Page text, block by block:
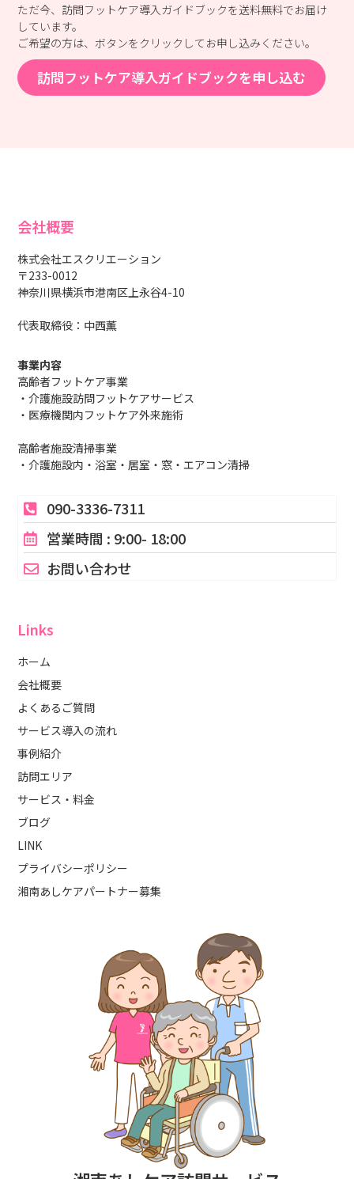
ただ今、訪問フットケア導入ガイドブックを送料無料でお届け
しています。
ご希望の方は、ボタンをクリックしてお申し込みください。
訪問フットケア導入ガイドブックを申し込む
Links
ホーム
会社概要
よくあるご質問
サービス導入の流れ
事例紹介
訪問エリア
サービス・料金
ブログ
LINK
プライバシーポリシー
湘南あしケアパートナー募集
会社概要
株式会社エスクリエーション
〒233-0012
神奈川県横浜市港南区上永谷4-10
代表取締役：中西薫
事業内容
高齢者フットケア事業
・介護施設訪問フットケアサービス
・医療機関内フットケア外来施術
高齢者施設清掃事業
・介護施設内・浴室・居室・窓・エアコン清掃
090-3336-7311
営業時間 : 9:00- 18:00
お問い合わせ